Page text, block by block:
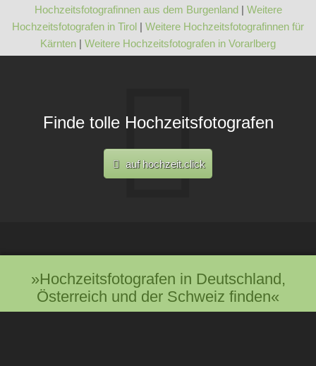
Hochzeitsfotografinnen aus dem Burgenland| Weitere
Hochzeitsfotografen in Tirol | Weitere Hochzeitsfotografinnen für
Kärnten | Weitere Hochzeitsfotografen in Vorarlberg
Finde tolle Hochzeitsfotografen
auf hochzeit.click
»Hochzeitsfotografen in Deutschland,
Österreich und der Schweiz finden«